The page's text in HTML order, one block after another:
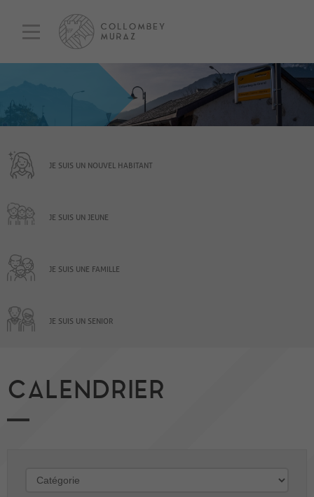
JE SUIS UN NOUVEL HABITANT
JE SUIS UN JEUNE
JE SUIS UNE FAMILLE
JE SUIS UN SENIOR
CALENDRIER